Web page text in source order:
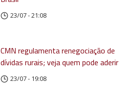
23/07 - 21:08
CMN regulamenta renegociação de
dívidas rurais; veja quem pode aderir
23/07 - 19:08